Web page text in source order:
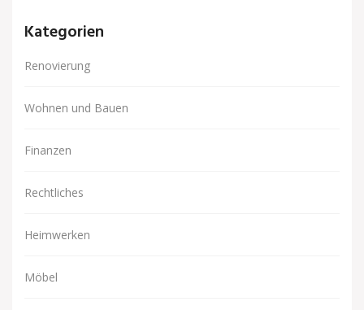
Kategorien
Renovierung
Wohnen und Bauen
Finanzen
Rechtliches
Heimwerken
Möbel